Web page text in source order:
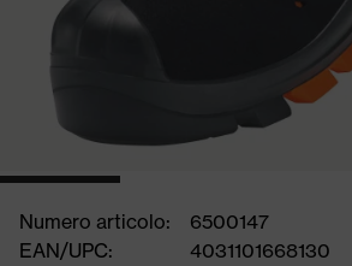
Numero articolo:
6500147
EAN/UPC:
4031101668130